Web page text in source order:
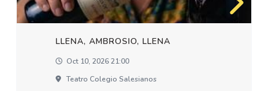
LLENA, AMBROSIO, LLENA
Oct 10, 2026 21:00
Teatro Colegio Salesianos